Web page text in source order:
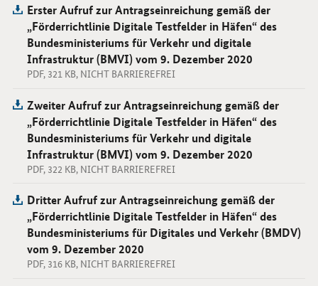
Erster Aufruf zur Antragseinreichung gemäß der
„Förderrichtlinie Digitale Testfelder in Häfen“ des
Bundesministeriums für Verkehr und digitale
Infrastruktur (BMVI) vom 9. Dezember 2020
PDF, 321 KB, NICHT BARRIEREFREI
Zweiter Aufruf zur Antragseinreichung gemäß der
„Förderrichtlinie Digitale Testfelder in Häfen“ des
Bundesministeriums für Verkehr und digitale
Infrastruktur (BMVI) vom 9. Dezember 2020
PDF, 322 KB, NICHT BARRIEREFREI
Dritter Aufruf zur Antragseinreichung gemäß der
„Förderrichtlinie Digitale Testfelder in Häfen“ des
Bundesministeriums für Digitales und Verkehr (BMDV)
vom 9. Dezember 2020
PDF, 316 KB, NICHT BARRIEREFREI